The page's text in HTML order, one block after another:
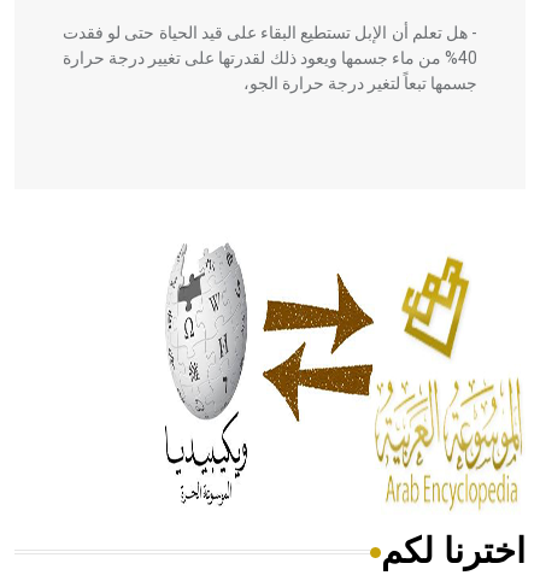
- هل تعلم أن الإبل تستطيع البقاء على قيد الحياة حتى لو فقدت
40% من ماء جسمها ويعود ذلك لقدرتها على تغيير درجة حرارة
جسمها تبعاً لتغير درجة حرارة الجو،
الحكم، الأدلة، تنظيم التغذية، ورسالته في جروح الرأس. ويعود
له الفضل بأنه حرر الطب من الدين والفلسفة.
- هل تعلم أن المرجان إفراز حيواني يتكون في البحر ويتركب
من مادة كربونات الكلسيوم، وهو أحمر أو شديد الحمرة وهو
أجود أنواعه، ويمتاز بكبر الحجم ويسمى الش
هل تعلم أن الأبسيد كلمة فرنسية اللفظ تم اعتمادها مصطلحاً
اخترنا لكم